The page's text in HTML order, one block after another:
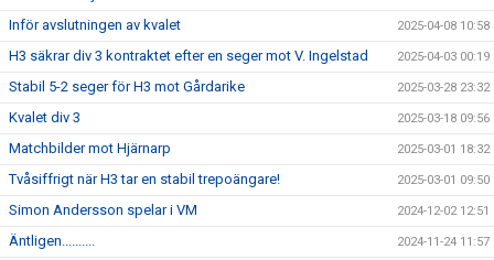
Inför avslutningen av kvalet 2025-04-08 10:58
H3 säkrar div 3 kontraktet efter en seger mot V. Ingelstad 2025-04-03 00:19
Stabil 5-2 seger för H3 mot Gårdarike 2025-03-28 23:32
Kvalet div 3 2025-03-18 09:56
Matchbilder mot Hjärnarp 2025-03-01 18:32
Tvåsiffrigt när H3 tar en stabil trepoängare! 2025-03-01 09:50
Simon Andersson spelar i VM 2024-12-02 12:51
Äntligen.......... 2024-11-24 11:57